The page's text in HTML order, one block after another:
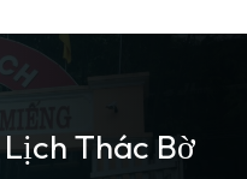
Thác Bờ